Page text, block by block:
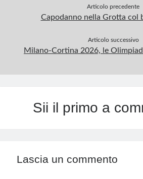
Articolo precedente
Capodanno nella Grotta col
Articolo successivo
Milano-Cortina 2026, le
Sii il primo a
Lascia un commento